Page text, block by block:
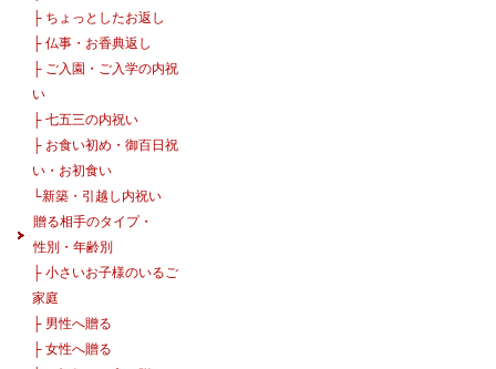
├ ちょっとしたお返し
├ 仏事・お香典返し
├ ご入園・ご入学の内祝
い
├ 七五三の内祝い
├ お食い初め・御百日祝
い・お初食い
└新築・引越し内祝い
贈る相手のタイプ・
性別・年齢別
├ 小さいお子様のいるご
家庭
├ 男性へ贈る
├ 女性へ贈る